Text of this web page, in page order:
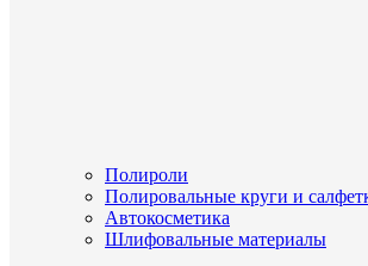
Полироли
Полировальные круги и
Автокосметика
Шлифовальные материалы